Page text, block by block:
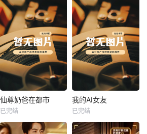
热播
未知
仙尊奶爸在都市
已完结
热播
我的AI女友
未知
我的AI女友
已完结